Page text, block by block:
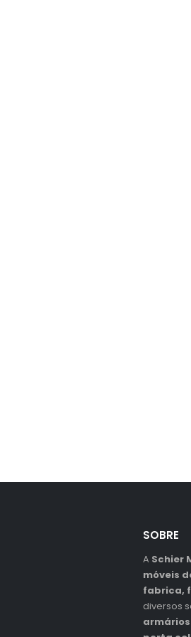
SOBRE
A Schier
móveis
fabrica,
diversos